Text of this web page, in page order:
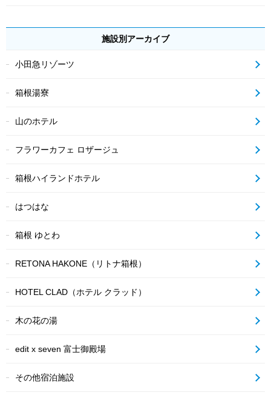
施設別アーカイブ
小田急リゾーツ
箱根湯寮
山のホテル
フラワーカフェ ロザージュ
箱根ハイランドホテル
はつはな
箱根 ゆとわ
RETONA HAKONE（リトナ箱根）
HOTEL CLAD（ホテル クラッド）
木の花の湯
edit x seven 富士御殿場
その他宿泊施設